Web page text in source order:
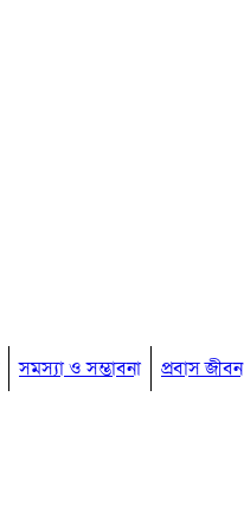
সমস্যা ও সম্ভাবনা প্রবাস জীবন